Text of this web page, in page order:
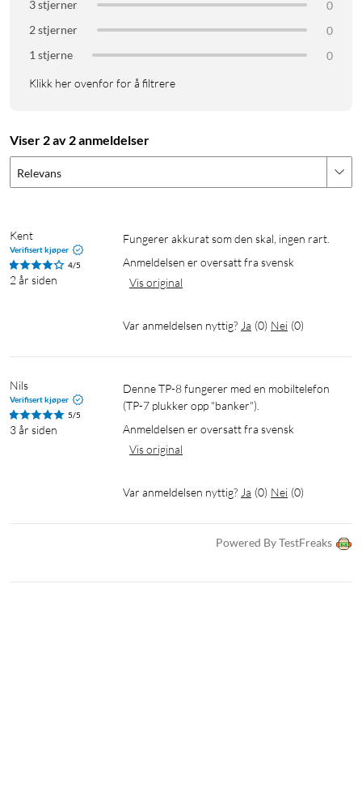
3 stjerner
0
2 stjerner
0
1 stjerne
0
Klikk her ovenfor for å filtrere
Viser 2 av 2 anmeldelser
Relevans
Kent
Verifisert kjøper
4/5
2 år siden
Fungerer akkurat som den skal, ingen rart.
Anmeldelsen er oversatt fra svensk
Vis original
Var anmeldelsen nyttig? Ja (0) Nei (0)
Nils
Verifisert kjøper
5/5
3 år siden
Denne TP-8 fungerer med en mobiltelefon
(TP-7 plukker opp "banker").
Anmeldelsen er oversatt fra svensk
Vis original
Var anmeldelsen nyttig? Ja (0) Nei (0)
Powered By TestFreaks